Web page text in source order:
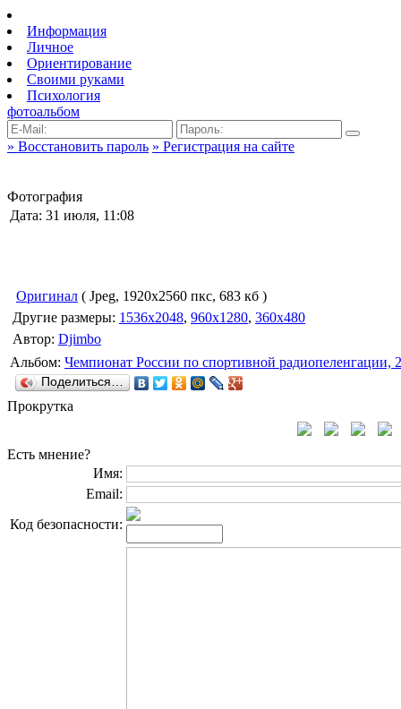
Информация
Личное
Ориентирование
Своими руками
Психология
фотоальбом
» Восстановить пароль » Регистрация на сайте
Фотография
Дата: 31 июля, 11:08
Оригинал ( Jpeg, 1920x2560 пкс, 683 кб )
Другие размеры: 1536x2048, 960x1280, 360x480
Автор: Djimbo
Альбом: Чемпионат России по спортивной радиопеленгации,
Поделиться…
Прокрутка
Есть мнение?
Имя:
Email:
Код безопасности: